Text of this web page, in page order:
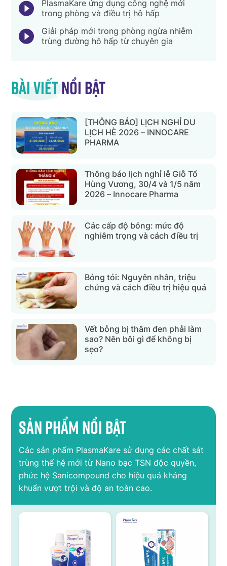
PlasmaKare ứng dụng công nghệ mới
trong phòng và điều trị hô hấp
Giải pháp mới trong phòng ngừa nhiễm
trùng đường hô hấp từ chuyên gia
Bài viếtnổi bật
[THÔNG BÁO] LỊCH NGHỈ DU
LỊCH HÈ 2026 – INNOCARE
PHARMA
Thông báo lịch nghỉ lễ Giỗ Tổ
Hùng Vương, 30/4 và 1/5 năm
2026 – Innocare Pharma
Các cấp độ bỏng: mức độ
nghiêm trọng và cách điều trị
Bỏng tỏi: Nguyên nhân, triệu
chứng và cách điều trị hiệu quả
Vết bỏng bị thâm đen phải làm
sao? Nên bôi gì để không bị
sẹo?
Sản phẩm nổi bật
Các sản phẩm PlasmaKare sử dụng các chất sát
trùng thế hệ mới từ Nano bạc TSN độc quyền,
phức hệ Sanicompound cho hiệu quả kháng
khuẩn vượt trội và độ an toàn cao.